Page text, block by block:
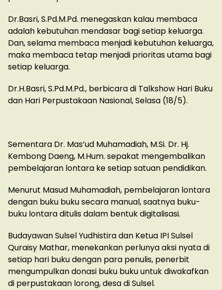
Dr.Basri, S.Pd.M.Pd. menegaskan kalau membaca
adalah kebutuhan mendasar bagi setiap keluarga.
Dan, selama membaca menjadi kebutuhan keluarga,
maka membaca tetap menjadi prioritas utama bagi
setiap keluarga.
Dr.H.Basri, S.Pd.M.Pd., berbicara di Talkshow Hari Buku
dan Hari Perpustakaan Nasional, Selasa (18/5).
Sementara Dr. Mas’ud Muhamadiah, M.Si. Dr. Hj.
Kembong Daeng, M.Hum. sepakat mengembalikan
pembelajaran lontara ke setiap satuan pendidikan.
Menurut Masud Muhamadiah, pembelajaran lontara
dengan buku buku secara manual, saatnya buku-
buku lontara ditulis dalam bentuk digitalisasi.
Budayawan Sulsel Yudhistira dan Ketua IPI Sulsel
Quraisy Mathar, menekankan perlunya aksi nyata di
setiap hari buku dengan para penulis, penerbit
mengumpulkan donasi buku buku untuk diwakafkan
di perpustakaan lorong, desa di Sulsel.